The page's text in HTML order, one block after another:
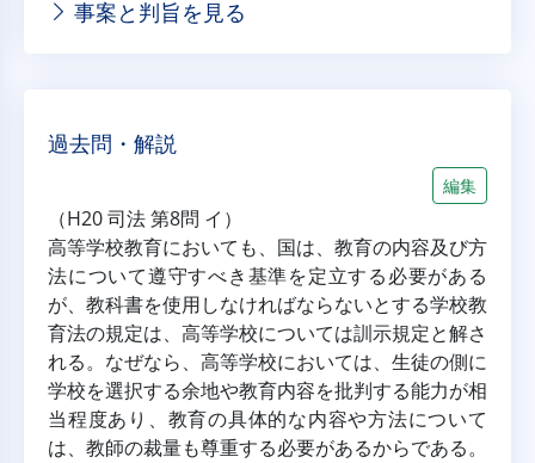
事案と判旨を見る
過去問・解説
編集
（H20 司法 第8問 イ）
高等学校教育においても、国は、教育の内容及び方
法について遵守すべき基準を定立する必要がある
が、教科書を使用しなければならないとする学校教
育法の規定は、高等学校については訓示規定と解さ
れる。なぜなら、高等学校においては、生徒の側に
学校を選択する余地や教育内容を批判する能力が相
当程度あり、教育の具体的な内容や方法について
は、教師の裁量も尊重する必要があるからである。